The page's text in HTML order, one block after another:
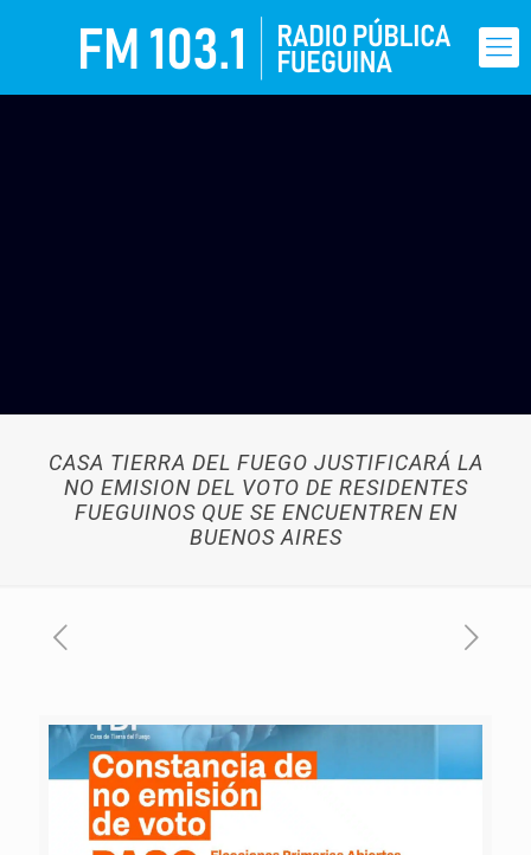
CASA TIERRA DEL FUEGO JUSTIFICARÁ LA
NO EMISION DEL VOTO DE RESIDENTES
FUEGUINOS QUE SE ENCUENTREN EN
BUENOS AIRES